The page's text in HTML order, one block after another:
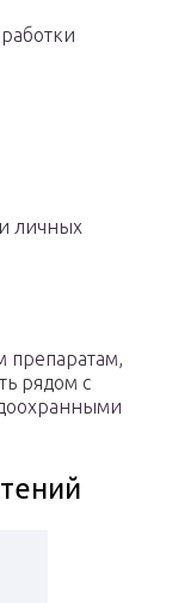
личных
препаратам,
рядом с